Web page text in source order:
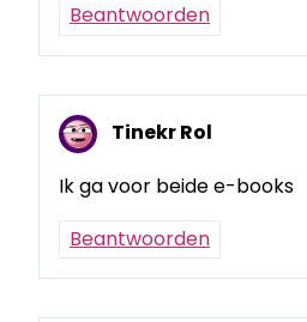
Beantwoorden
Tinekr Rol
Ik ga voor beide e-books
Beantwoorden